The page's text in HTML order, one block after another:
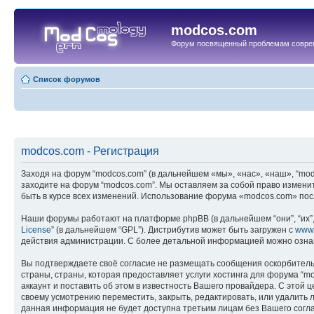
modcos.com
Форум посвященный проблемам
Список форумов
modcos.com - Регистрация
Заходя на форум “modcos.com” (в дальнейшем «мы», «нас», «наш»,
заходите на форум “modcos.com”. Мы оставляем за собой право
быть в курсе всех изменений. Использование форума «modcos.com»
Наши форумы работают на платформе phpBB (в дальнейшем “они”, “их”,
License” (в дальнейшем “GPL”). Дистрибутив может быть загружен с
действия администрации. С более детальной информацией можно
Вы подтверждаете своё согласие не размещать сообщения
страны, страны, которая предоставляет услуги хостинга для форума
аккаунт и поставить об этом в известность Вашего провайдера. С
своему усмотрению переместить, закрыть, редактировать, или
данная информация не будет доступна третьим лицам без Вашего